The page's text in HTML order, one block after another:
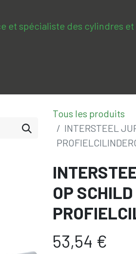
et spécialiste des cylindres
Tous les produits
INTERSTEEL
OP
53,54 €